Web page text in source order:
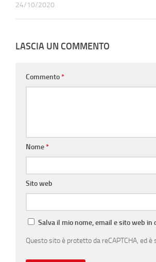
24/10/2020
LASCIA UN COMMENTO
Commento*
Nome*
Sito web
Salva il mio nome, email e sito web
Questo sito è protetto da reCAPTCHA, ed è